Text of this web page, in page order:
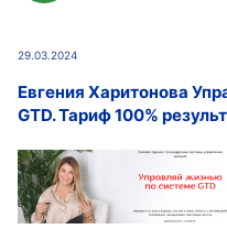
29.03.2024
Евгения Харитонова
GTD. Тариф 100%